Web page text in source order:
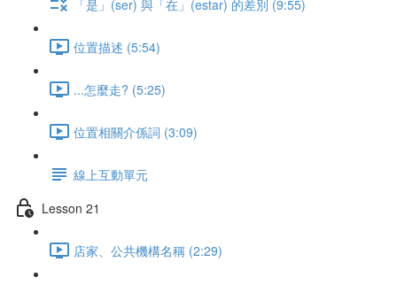
「是」(ser) 與「在」(estar) 的差別 (9:55)
位置描述 (5:54)
...怎麼走? (5:25)
位置相關介係詞 (3:09)
線上互動單元
Lesson 21
店家、公共機構名稱 (2:29)